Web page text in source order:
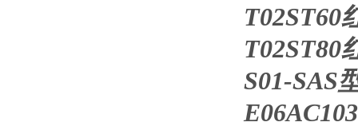
T02ST60
T02ST80
S01-SAS